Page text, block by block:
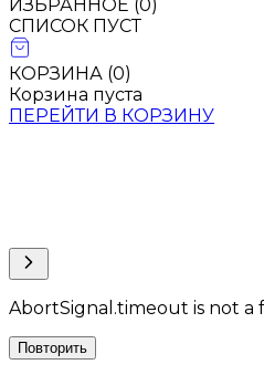
ИЗБРАННОЕ (0)
СПИСОК ПУСТ
КОРЗИНА (0)
Корзина пуста
ПЕРЕЙТИ В КОРЗИНУ
AbortSignal.timeout is not a
Повторить